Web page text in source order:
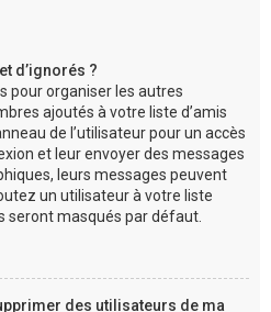
d’ignorés ?
pour organiser les autres
ajoutés à votre liste d’amis
de l’utilisateur pour un accès
et leur envoyer des messages
leurs messages peuvent
un utilisateur à votre liste
seront masqués par défaut.
des utilisateurs de ma